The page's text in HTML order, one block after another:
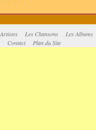
Les Chansons Les Albums
Contact Plan du Site